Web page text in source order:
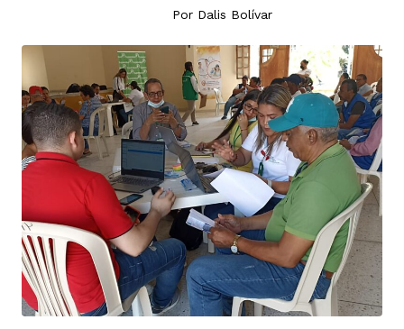
Por Dalis Bolívar